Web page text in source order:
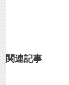
関連記事